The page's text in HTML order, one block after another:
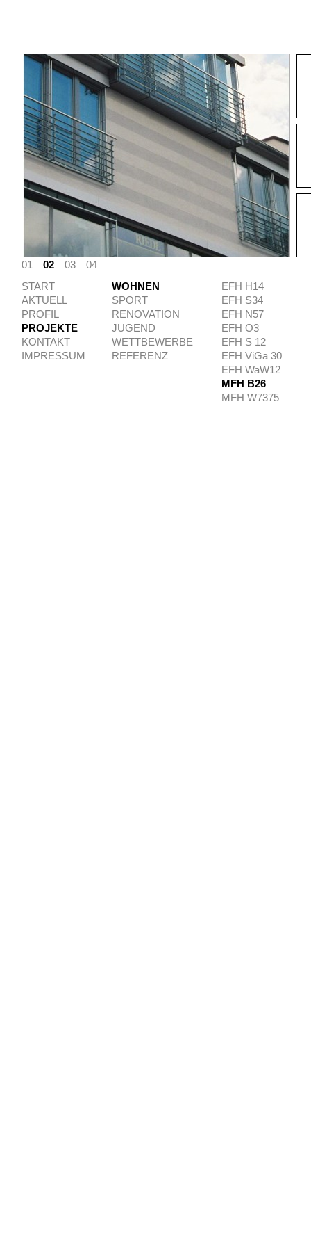
01 02 03
04
START
AKTUELL
PROFIL
PROJEKTE
KONTAKT
IMPRESSUM
EFH H14
EFH S34
EFH N57
EFH O3
EFH S 12
EFH ViGa 30
EFH WaW12
MFH B26
MFH W7375
WOHNEN
SPORT
RENOVATION
JUGEND
WETTBEWERBE
REFERENZ